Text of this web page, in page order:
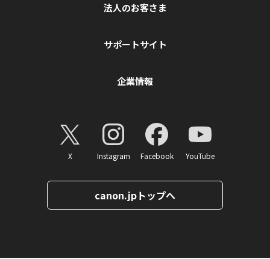
法人のお客さま
サポートサイト
企業情報
X Instagram Facebook YouTube
canon.jpトップへ